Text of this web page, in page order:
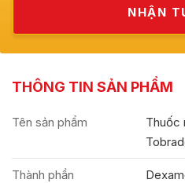
THÔNG TIN SẢN PHẨM
Tên sản phẩm
Thuốc
Thành phần